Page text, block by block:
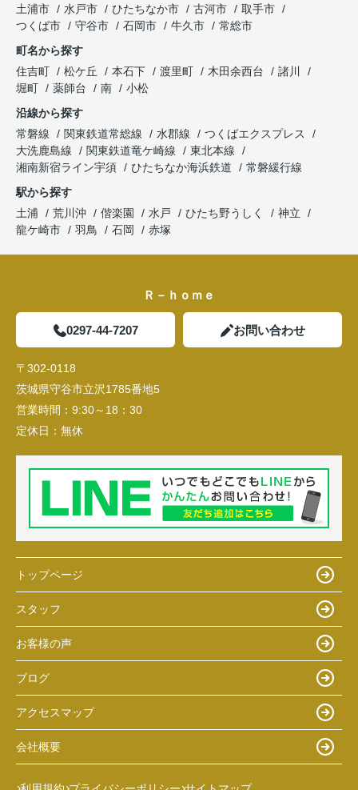
土浦市
水戸市 ひたちなか市 古河市
取手市
つくば市
守谷市 石岡市 牛久市
常総市
町名から探す
住吉町
松ケ丘 本石下 渡里町 木田余西台
諸川
堀町
薬師台 南
小松
沿線から探す
常磐線
関東鉄道常総線 水郡線
つくばエクスプレス
大洗鹿島線
関東鉄道竜ケ崎線
東北本線
湘南新宿ライン宇須
ひたちなか海浜鉄道
常磐緩行線
駅から探す
土浦
荒川沖 偕楽園 水戸 ひたち野うしく
神立
龍ケ崎市
羽鳥 石岡 赤塚
Ｒ－ｈｏｍｅ
0297-44-7207 お問い合わせ
〒302-0118
茨城県守谷市立沢1785番地5
営業時間： 9:30～18：30
定休日： 無休
トップページ
スタッフ
お客様の声
ブログ
アクセスマップ
会社概要